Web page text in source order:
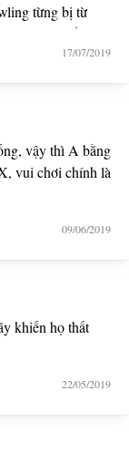
từng bị từ
công đến từ
17/07/2019
vậy thì A bằng
vui chơi chính là
09/06/2019
khiến họ thất
22/05/2019